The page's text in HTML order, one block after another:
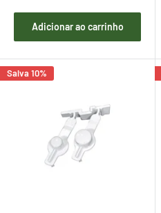
Adicionar ao carrinho
Salva 10%